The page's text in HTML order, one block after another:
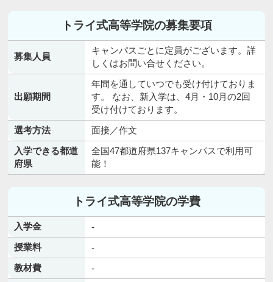
トライ式高等学院の募集要項
募集人員
キャンパスごとに定員がございます。詳
しくはお問い合せください。
出願期間
年間を通していつでも受け付けておりま
す。 なお、新入学は、4月・10月の2回
受け付けております。
選考方法
面接／作文
入学できる都道
府県
全国47都道府県137キャンパスで利用可
能！
トライ式高等学院の学費
入学金
-
授業料
-
教材費
-